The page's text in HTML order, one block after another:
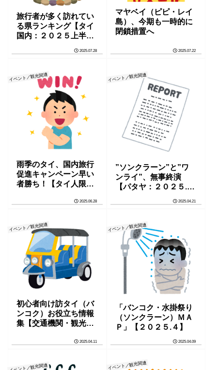
旅行者が多く訪れてい
る県ランキング【タイ
国内：２０２５上半
2025.07.28
マヤベイ（ピピ・レイ
島）、今期も一時的に
閉鎖措置へ
2025.07.22
イベント／観光関連
雨季のタイ、国内旅行
促進キャンペーン早い
者勝ち！【タイ人限
２）
2025.06.28
イベント／観光関連
”ソンクラーン”と”ワ
ンライ”、無事終演
【パタヤ：２０２５.
2025.04.21
イベント／観光関連
初心者向け訪タイ（バ
ンコク）お役立ち情報
集【交通機関・観光情
2025.04.11
イベント／観光関連
「バンコク・水掛祭り
（ソンクラーン）ＭＡ
Ｐ」【２０２５.４】
2025.04.09
イベント／観光関連 イベント／観光関連